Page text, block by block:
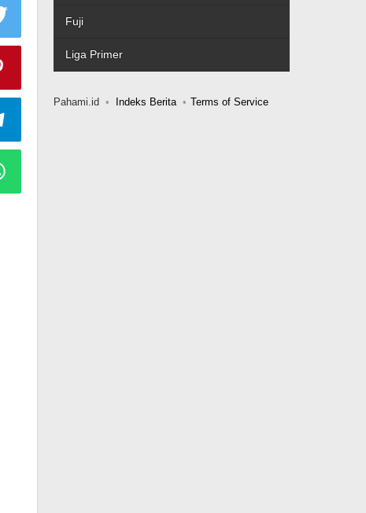
Fuji
Liga Primer
Pahami.id Indeks Berita Terms of Service